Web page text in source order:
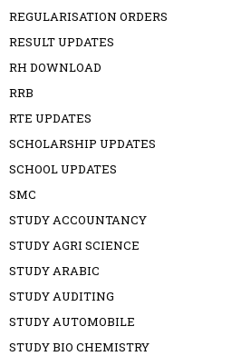
REGULARISATION ORDERS
RESULT UPDATES
RH DOWNLOAD
RRB
RTE UPDATES
SCHOLARSHIP UPDATES
SCHOOL UPDATES
SMC
STUDY ACCOUNTANCY
STUDY AGRI SCIENCE
STUDY ARABIC
STUDY AUDITING
STUDY AUTOMOBILE
STUDY BIO CHEMISTRY